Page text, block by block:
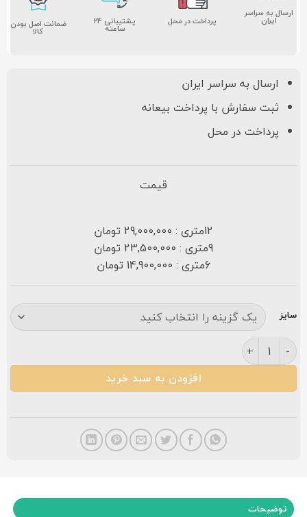
ارسال به سراسر
ایران پرداخت در محل پشتیبانی ۲۴
ساعته ضمانت اصل بودن
کالا
ارسال به سراسر ایران
ثبت سفارش با پرداخت بیعانه
پرداخت در محل
قیمت
12متری : 29,000,000 تومان
9متری : 23,500,000 تومان
6متری : 14,900,000 تومان
سایز
فرش کاشان برلیان ۷۰۰ شانه سرمه ای عدد
افزودن به سبد خرید
توضیحات